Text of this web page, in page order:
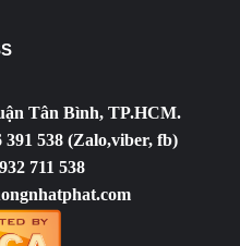
Tân Bình, TP.HCM.
538 (Zalo,viber, fb)
711 538